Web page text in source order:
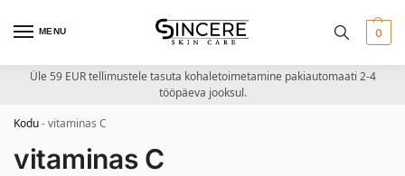
MENU 0
Üle 59 EUR tellimustele tasuta kohaletoimetamine pakiautomaati 2-4
tööpäeva jooksul.
Kodu-vitaminas C
vitaminas C